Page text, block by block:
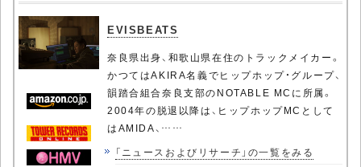
EVISBEATS
奈良県出身、和歌山県在住のトラックメイカー。
かつてはAKIRA名義でヒップホップ・グループ、
韻踏合組合奈良支部のNOTABLE MCに所属。
2004年の脱退以降は、ヒップホップMCとして
はAMIDA、……
「ニュースおよびリサーチ」の一覧をみる